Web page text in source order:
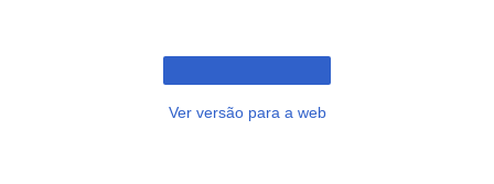
Ver versão para a web